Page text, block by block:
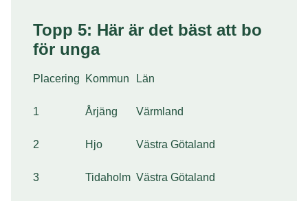
Topp 5: Här är det bäst att bo
för unga
Placering Kommun Län
1 Årjäng Värmland
2 Hjo Västra Götaland
3 Tidaholm Västra Götaland